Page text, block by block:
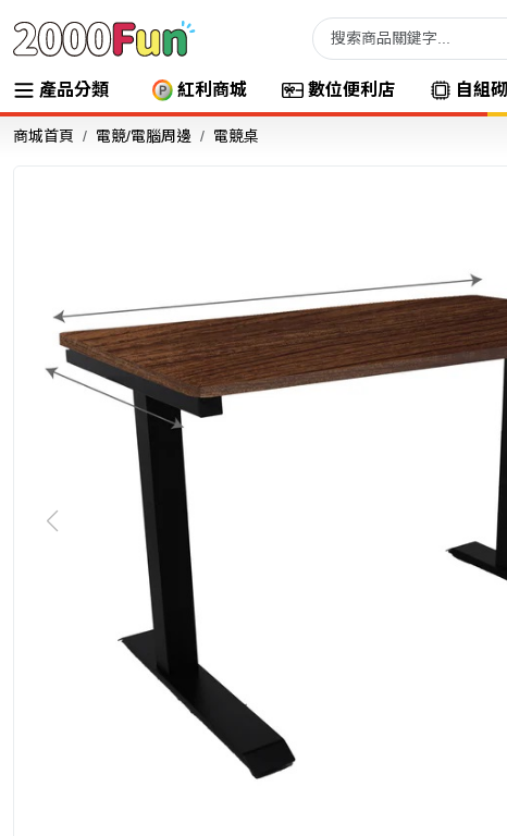
產品分類 紅利商城 數位便利店 自組
商城首頁 電競/電腦周邊 電競桌